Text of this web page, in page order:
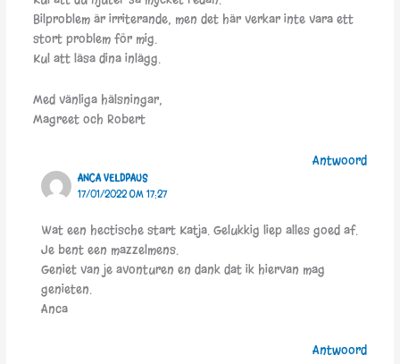
Bilproblem är irriterande, men det här verkar inte vara ett
stort problem för mig.
Kul att läsa dina inlägg.
Med vänliga hälsningar,
Magreet och Robert
Antwoord
ANCA VELDPAUS
17/01/2022 OM 17:27
Wat een hectische start Katja. Gelukkig liep alles goed af.
Je bent een mazzelmens.
Geniet van je avonturen en dank dat ik hiervan mag
genieten.
Anca
Antwoord